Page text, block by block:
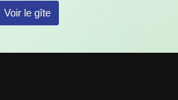
Voir le gîte